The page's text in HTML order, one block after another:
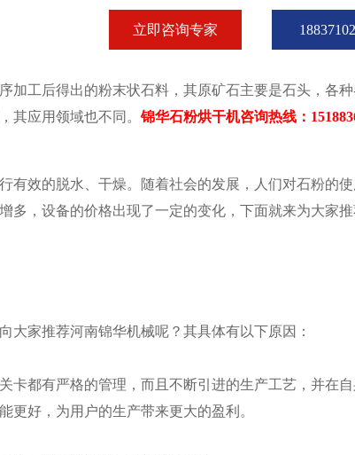
立即咨询专家
加工后得出的粉末状石料，其原矿石主要是石头，各
其应用领域也不同。 锦华石粉烘干机咨询热线：
有效的脱水、干燥。随着社会的发展，人们对石粉的
多，设备的价格出现了一定的变化，下面就来为大家
大家推荐河南锦华机械呢？其具体有以下原因：
卡都有严格的管理，而且不断引进的生产工艺，并在
更好，为用户的生产带来更大的盈利。